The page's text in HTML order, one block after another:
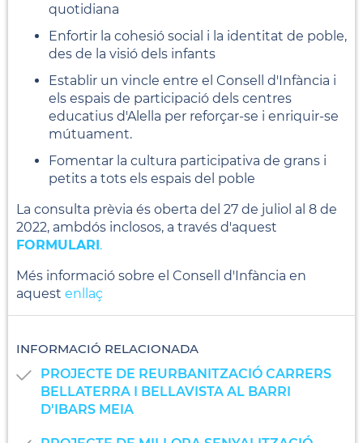
quotidiana
Enfortir la cohesió social i la identitat de poble,
des de la visió dels infants
Establir un vincle entre el Consell d'Infància i
els espais de participació dels centres
educatius d'Alella per reforçar-se i enriquir-se
mútuament.
Fomentar la cultura participativa de grans i
petits a tots els espais del poble
La consulta prèvia és oberta del 27 de juliol al 8 de
2022, ambdós inclosos, a través d'aquest
FORMULARI .
Més informació sobre el Consell d'Infància en
aquest enllaç
INFORMACIÓ RELACIONADA
PROJECTE DE REURBANITZACIÓ CARRERS
BELLATERRA I BELLAVISTA AL BARRI
D'IBARS MEIA